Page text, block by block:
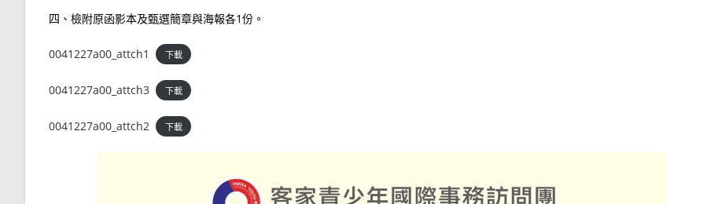
四、檢附原函影本及甄選簡章與海報各1份。
0041227a00_attch1 下載
0041227a00_attch3 下載
0041227a00_attch2 下載